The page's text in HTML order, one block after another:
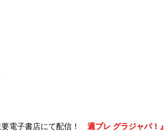
要電子書店にて配信！ 週プレ グラジャパ！